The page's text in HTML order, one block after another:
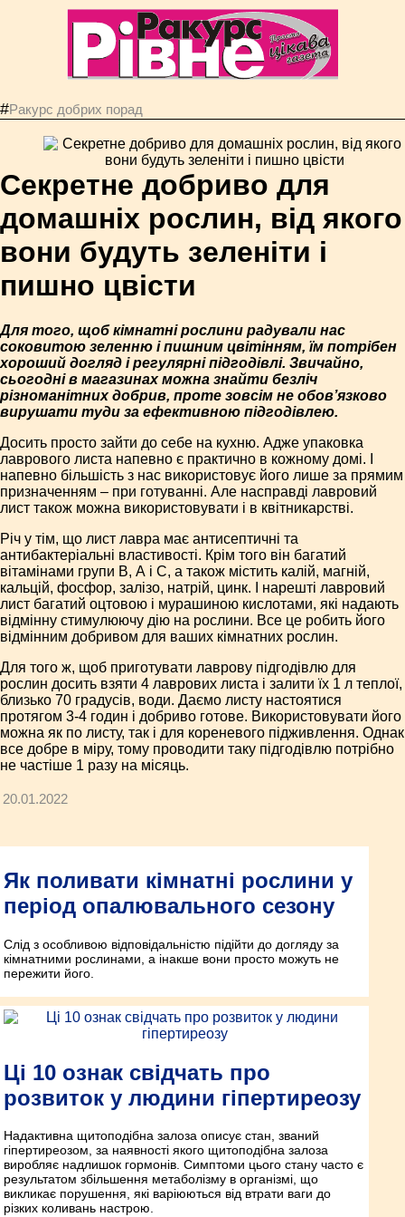
#Ракурс добрих порад
Секретне добриво для
домашніх рослин, від якого
вони будуть зеленіти і
пишно цвісти
Для того, щоб кімнатні рослини радували нас
соковитою зеленню і пишним цвітінням, їм потрібен
хороший догляд і регулярні підгодівлі. Звичайно,
сьогодні в магазинах можна знайти безліч
різноманітних добрив, проте зовсім не обов’язково
вирушати туди за ефективною підгодівлею.
Досить просто зайти до себе на кухню. Адже упаковка
лаврового листа напевно є практично в кожному домі. І
напевно більшість з нас використовує його лише за прямим
призначенням – при готуванні. Але насправді лавровий
лист також можна використовувати і в квітникарстві.
Річ у тім, що лист лавра має антисептичні та
антибактеріальні властивості. Крім того він багатий
вітамінами групи В, А і С, а також містить калій, магній,
кальцій, фосфор, залізо, натрій, цинк. І нарешті лавровий
лист багатий оцтовою і мурашиною кислотами, які надають
відмінну стимулюючу дію на рослини. Все це робить його
відмінним добривом для ваших кімнатних рослин.
Для того ж, щоб приготувати лаврову підгодівлю для
рослин досить взяти 4 лаврових листа і залити їх 1 л теплої,
близько 70 градусів, води. Даємо листу настоятися
протягом 3-4 годин і добриво готове. Використовувати його
можна як по листу, так і для кореневого підживлення. Однак
все добре в міру, тому проводити таку підгодівлю потрібно
не частіше 1 разу на місяць.
20.01.2022
Як поливати кімнатні рослини у
період опалювального сезону
Слід з особливою відповідальністю підійти до догляду за
кімнатними рослинами, а інакше вони просто можуть не
пережити його.
Ці 10 ознак свідчать про
розвиток у людини гіпертиреозу
Надактивна щитоподібна залоза описує стан, званий
гіпертиреозом, за наявності якого щитоподібна залоза
виробляє надлишок гормонів. Симптоми цього стану часто є
результатом збільшення метаболізму в організмі, що
викликає порушення, які варіюються від втрати ваги до
різких коливань настрою.